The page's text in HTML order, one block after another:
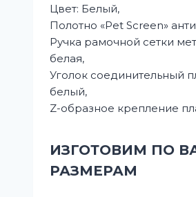
Цвет: Белый,
Полотно «Pet Screen»
Ручка рамочной сетки
белая,
Уголок соединительный
белый,
Z-образное крепление
ИЗГОТОВИМ ПО
РАЗМЕРАМ